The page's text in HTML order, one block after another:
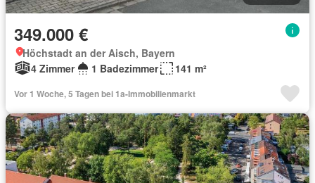
349.000 €
Höchstadt an der Aisch, Bayern
4 Zimmer
1 Badezimmer 141 m²
Vor 1 Woche, 5 Tagen bei 1a-Immobilienmarkt